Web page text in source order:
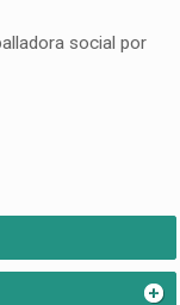
social por